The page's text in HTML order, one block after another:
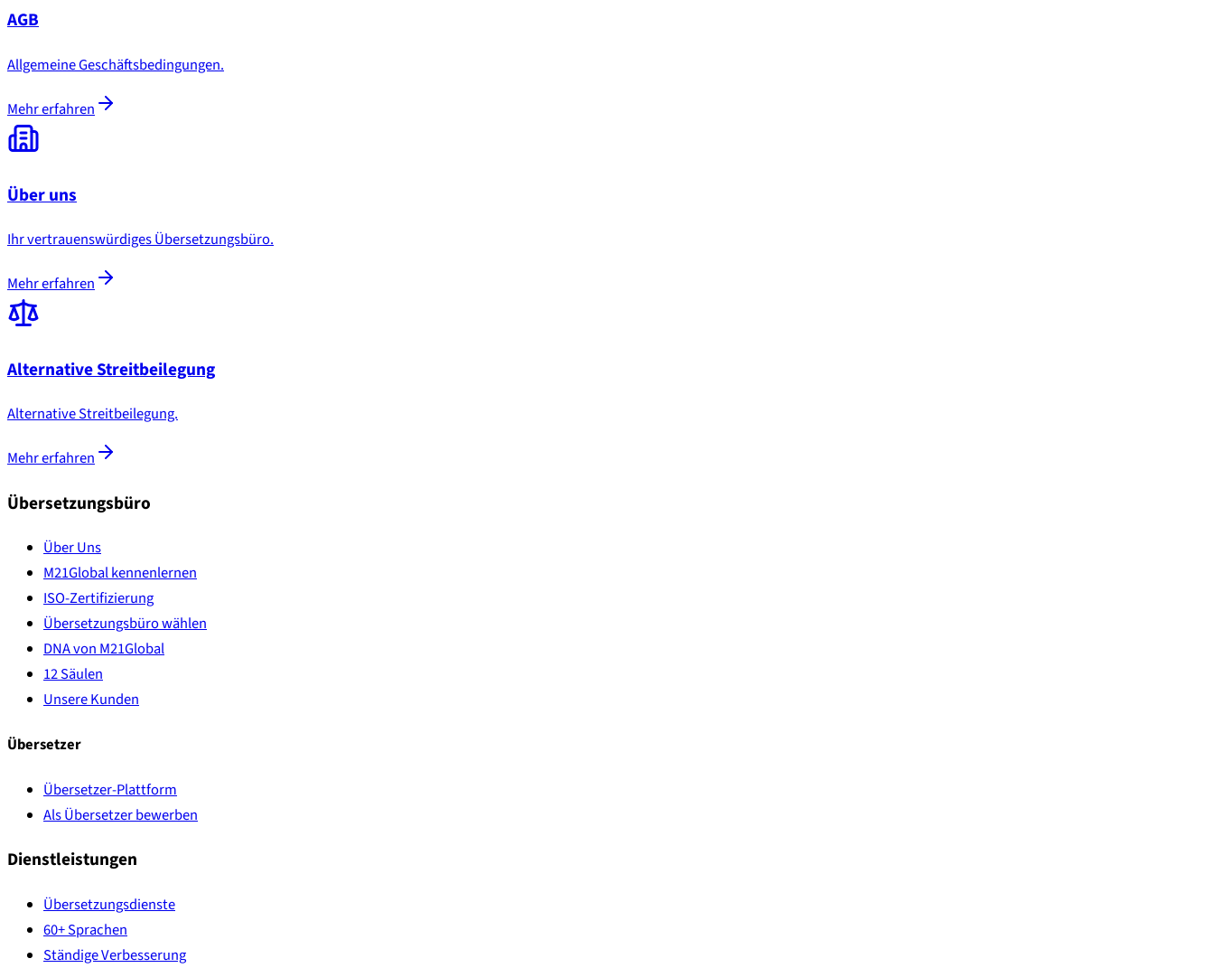
AGB
Allgemeine Geschäftsbedingungen.
Mehr erfahren
Über uns
Ihr vertrauenswürdiges Übersetzungsbüro.
Mehr erfahren
Alternative Streitbeilegung
Alternative Streitbeilegung.
Mehr erfahren
Übersetzungsbüro
Über Uns
M21Global kennenlernen
ISO-Zertifizierung
Übersetzungsbüro wählen
DNA von M21Global
12 Säulen
Unsere Kunden
Übersetzer
Übersetzer-Plattform
Als Übersetzer bewerben
Dienstleistungen
Übersetzungsdienste
60+ Sprachen
Ständige Verbesserung